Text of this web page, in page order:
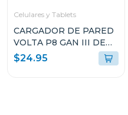
Celulares y Tablets
CARGADOR DE PARED
VOLTA P8 GAN III DE
65W CON DOBLE
PUERTO USB-C Y
$24.95